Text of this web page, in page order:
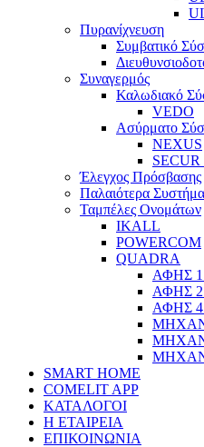
Πυρανίχνευση
Συμβατικό
Συναγερμός
Καλωδιακό
VEDO
Ασύρματο
NEXUS
Έλεγχος Πρόσβασης
Παλαιότερα
Ταμπέλες Ονομάτων
IKALL
POWERCOM
QUADRA
ΑΦΗΣ
ΑΦΗΣ
ΑΦΗΣ
SMART HOME
COMELIT APP
ΚΑΤΑΛΟΓΟΙ
Η ΕΤΑΙΡΕΙΑ
ΕΠΙΚΟΙΝΩΝΙΑ